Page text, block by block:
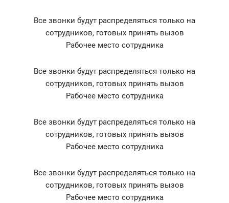
Все звонки будут распределяться только на
сотрудников, готовых принять вызов
Рабочее место сотрудника
Все звонки будут распределяться только на
сотрудников, готовых принять вызов
Рабочее место сотрудника
Все звонки будут распределяться только на
сотрудников, готовых принять вызов
Рабочее место сотрудника
Все звонки будут распределяться только на
сотрудников, готовых принять вызов
Рабочее место сотрудника